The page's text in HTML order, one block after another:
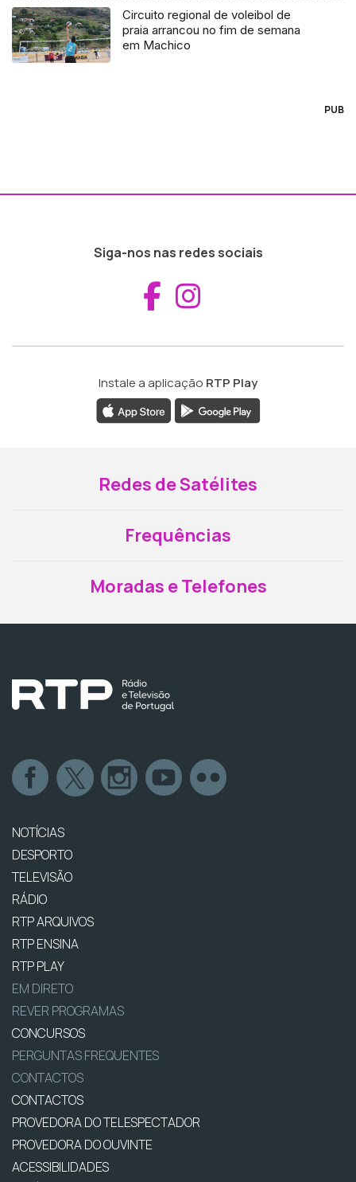
Circuito regional de voleibol de
praia arrancou no fim de semana
em Machico
PUB
Siga-nos nas redes sociais
Aceder ao
Instale a aplicação RTP Play
Redes de Satélites
Frequências
Moradas e Telefones
NOTÍCIAS
DESPORTO
TELEVISÃO
RÁDIO
RTP ARQUIVOS
RTP ENSINA
RTP PLAY
EM DIRETO
REVER PROGRAMAS
CONCURSOS
PERGUNTAS FREQUENTES
CONTACTOS
CONTACTOS
PROVEDORA DO TELESPECTADOR
PROVEDORA DO OUVINTE
ACESSIBILIDADES